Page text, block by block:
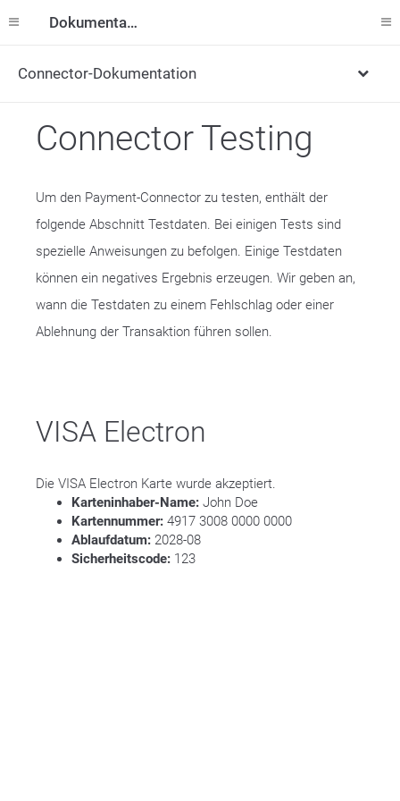
Dokumentation
Connector-Dokumentation
Connector Testing
Um den Payment-Connector zu testen, enthält der
folgende Abschnitt Testdaten. Bei einigen Tests sind
spezielle Anweisungen zu befolgen. Einige Testdaten
können ein negatives Ergebnis erzeugen. Wir geben an,
wann die Testdaten zu einem Fehlschlag oder einer
Ablehnung der Transaktion führen sollen.
VISA Electron
Die VISA Electron Karte wurde akzeptiert.
Karteninhaber-Name: John Doe
Kartennummer: 4917 3008 0000 0000
Ablaufdatum: 2028-08
Sicherheitscode: 123